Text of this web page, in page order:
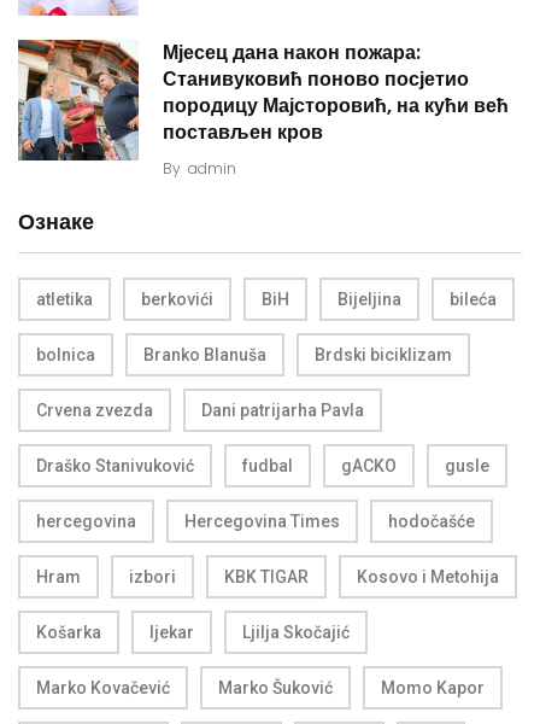
Мјесец дана након пожара:
Станивуковић поново посјетио
породицу Мајсторовић, на кући већ
постављен кров
By admin
Ознаке
atletika berkovići BiH Bijeljina bileća
bolnica Branko Blanuša Brdski biciklizam
Crvena zvezda Dani patrijarha Pavla
Draško Stanivuković fudbal gACKO gusle
hercegovina Hercegovina Times hodočašće
Hram izbori KBK TIGAR Kosovo i Metohija
Košarka ljekar Ljilja Skočajić
Marko Kovačević Marko Šuković Momo Kapor